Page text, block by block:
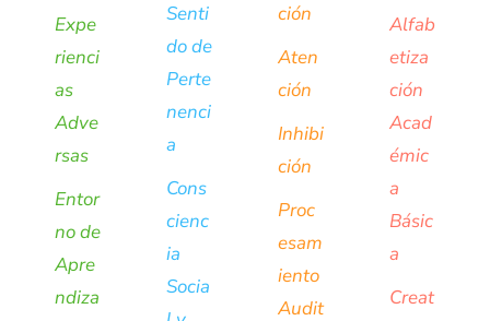
Expe
rienci
as
Adve
rsas
Entor
no de
Apre
ndiza
Senti
do de
Perte
nenci
a
Cons
cienc
ia
Socia
ción
Aten
ción
Inhibi
ción
Proc
esam
iento
Audit
Alfab
etiza
ción
Acad
émic
a
Básic
a
Creat